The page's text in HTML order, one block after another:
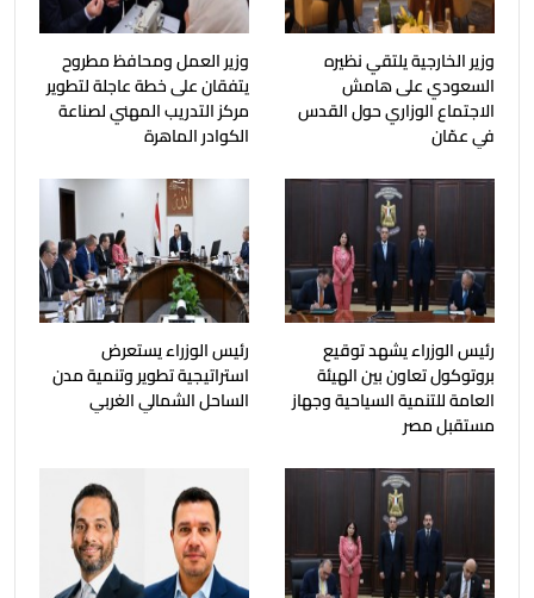
وزير الخارجية يلتقي نظيره
السعودي على هامش
الاجتماع الوزاري حول القدس
في عمّان
وزير العمل ومحافظ مطروح
يتفقان على خطة عاجلة لتطوير
مركز التدريب المهني لصناعة
الكوادر الماهرة
رئيس الوزراء يشهد توقيع
بروتوكول تعاون بين الهيئة
العامة للتنمية السياحية وجهاز
مستقبل مصر
رئيس الوزراء يستعرض
استراتيجية تطوير وتنمية مدن
الساحل الشمالي الغربي